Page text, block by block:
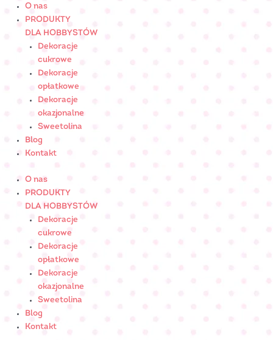
content
O nas
PRODUKTY
DLA HOBBYSTÓW
Dekoracje
cukrowe
Dekoracje
opłatkowe
Dekoracje
okazjonalne
Sweetolina
Blog
Kontakt
O nas
PRODUKTY
DLA HOBBYSTÓW
Dekoracje
cukrowe
Dekoracje
opłatkowe
Dekoracje
okazjonalne
Sweetolina
Blog
Kontakt
ilość
RÓŻA
cukrowaNr
Art.: